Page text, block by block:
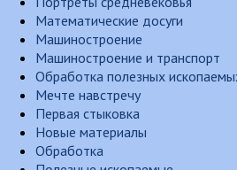
Математические досуги
Машиностроение
Машиностроение и транспорт
Обработка полезных
Мечте навстречу
Первая стыковка
Новые материалы
Обработка